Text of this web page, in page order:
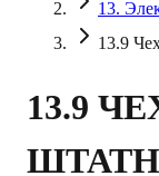
13.
13.9
13.9